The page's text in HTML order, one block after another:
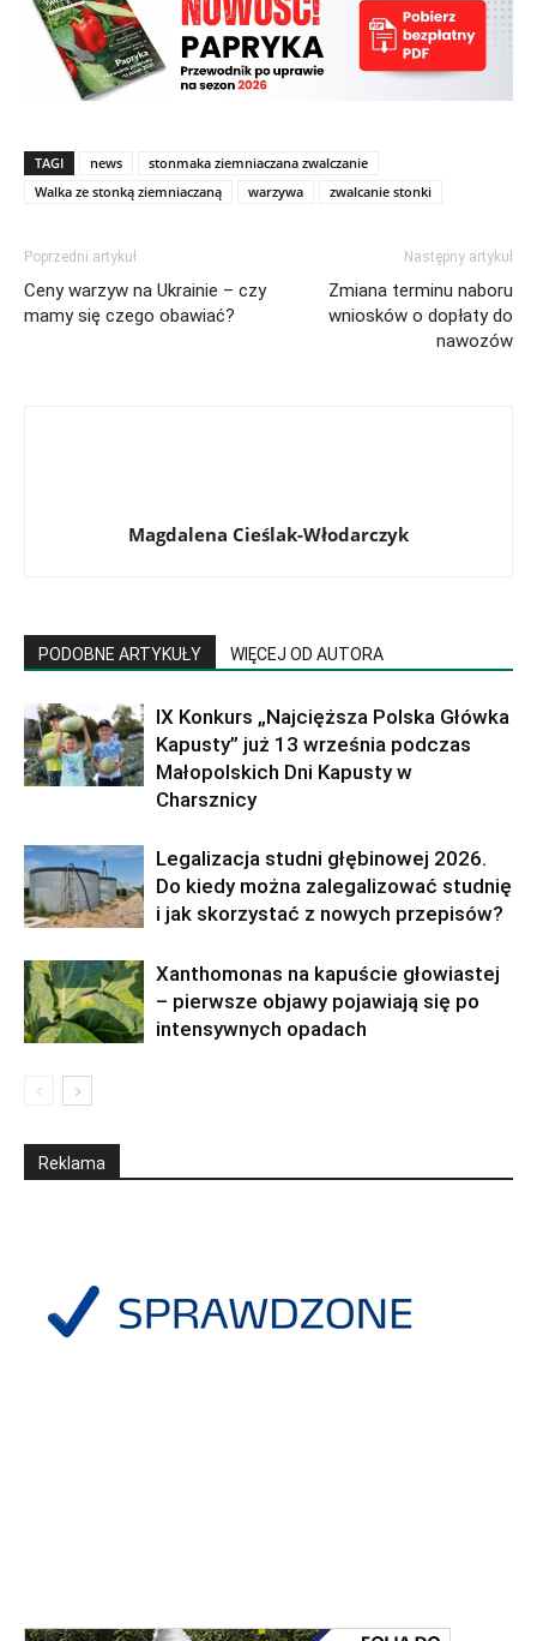
TAGI news
stonmaka ziemniaczana zwalczanie
Walka ze stonką ziemniaczaną
warzywa zwalcanie stonki
Poprzedni artykuł
Ceny warzyw na Ukrainie – czy
mamy się czego obawiać?
Następny artykuł
Zmiana terminu naboru
wniosków o dopłaty do
nawozów
Magdalena Cieślak-Włodarczyk
PODOBNE ARTYKUŁY WIĘCEJ OD AUTORA
IX Konkurs „Najcięższa Polska Główka
Kapusty” już 13 września podczas
Małopolskich Dni Kapusty w
Charsznicy
Legalizacja studni głębinowej 2026.
Do kiedy można zalegalizować studnię
i jak skorzystać z nowych przepisów?
Xanthomonas na kapuście głowiastej
– pierwsze objawy pojawiają się po
intensywnych opadach
Reklama